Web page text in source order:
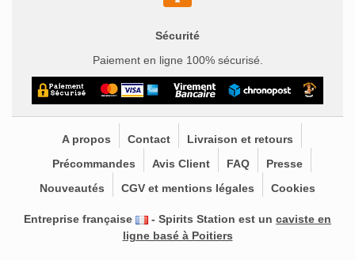
Sécurité
Paiement en ligne 100% sécurisé.
A propos Contact
Livraison et retours
Précommandes
Avis Client FAQ
Presse
Nouveautés
CGV et mentions légales Cookies
Entreprise française - Spirits Station est un caviste en
ligne basé à Poitiers